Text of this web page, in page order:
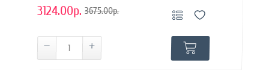
3124.00р. 3675.00р.